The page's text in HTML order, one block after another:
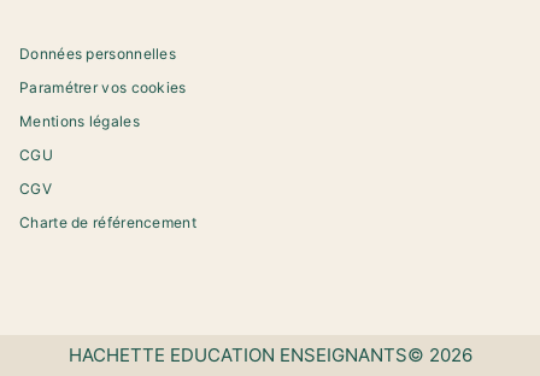
Données personnelles
Paramétrer vos cookies
Mentions légales
CGU
CGV
Charte de référencement
HACHETTE EDUCATION ENSEIGNANTS© 2026